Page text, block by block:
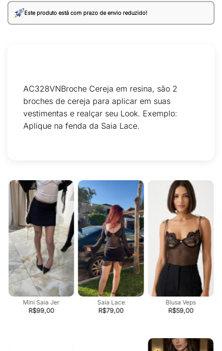
Este produto está com prazo de envio reduzido!
AC328VNBroche Cereja em resina, são 2
broches de cereja para aplicar em suas
vestimentas e realçar seu Look. Exemplo:
Aplique na fenda da Saia Lace.
Mini Saia Jer
R$99,00
Saia Lace
R$79,00
Blusa Veps
R$59,00